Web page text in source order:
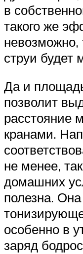
в
такого же
невозможно,
струи будет
Да и
позволит
расстояние
кранами.
не менее,
домашних
полезна.
особенно в
заряд